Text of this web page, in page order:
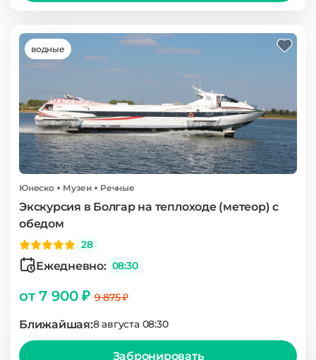
водные
Юнеско Музеи Речные
Экскурсия в Болгар на теплоходе (метеор) с
обедом
28
Ежедневно: 08:30
от 7 900 ₽9 875 ₽
Ближайшая:8 августа 08:30
Забронировать